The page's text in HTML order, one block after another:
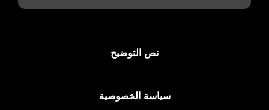
نص التوضيح
سياسة الخصوصية